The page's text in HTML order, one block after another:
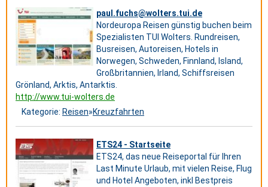
paul.fuchs@wolters.tui.de
Nordeuropa Reisen günstig buchen beim
Spezialisten TUI Wolters. Rundreisen,
Busreisen, Autoreisen, Hotels in
Norwegen, Schweden, Finnland, Island,
Großbritannien, Irland, Schiffsreisen
Grönland, Arktis, Antarktis.
http://www.tui-wolters.de
Kategorie: Reisen»Kreuzfahrten
ETS24 - Startseite
ETS24, das neue Reiseportal für Ihren
Last Minute Urlaub, mit vielen Reise, Flug
und Hotel Angeboten, inkl Bestpreis